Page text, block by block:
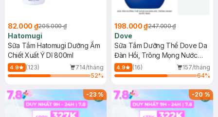
82.000 ₫205.000 ₫
Hatomugi
Sữa Tắm Hatomugi Dưỡng Ẩm
Chiết Xuất Ý Dĩ 800ml
4.9 (123)
714/tháng
52%
198.000 ₫247.000 ₫
Dove
Sữa Tắm Dưỡng Thể Dove Da
Đàn Hồi, Trông Mọng Nước
900g
4.9 (16)
157/tháng
64%
-23% -20%